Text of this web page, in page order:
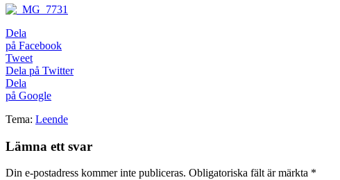
Dela
på Facebook
Tweet
Dela på Twitter
Dela
på Google
Tema: Leende
Lämna ett svar
Din e-postadress kommer inte publiceras. Obligatoriska fält är märkta *